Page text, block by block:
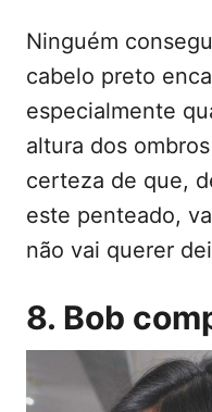
Ninguém
cabelo preto
especialmente
altura dos
certeza de que,
este penteado,
não vai querer
8. Bob